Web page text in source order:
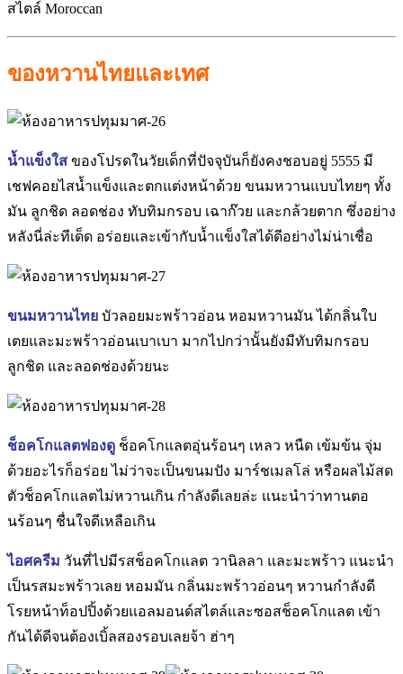
สไตล์ Moroccan
ของหวานไทยและเทศ
น้ำแข็งใส ของโปรดในวัยเด็กที่ปัจจุบันก็ยังคงชอบอยู่ 5555 มี
เชฟคอยไสน้ำแข็งและตกแต่งหน้าด้วย ขนมหวานแบบไทยๆ ทั้ง
มัน ลูกชิด ลอดช่อง ทับทิมกรอบ เฉาก๊วย และกล้วยตาก ซึ่งอย่าง
หลังนี่ล่ะทีเด็ด อร่อยและเข้ากับน้ำแข็งใสได้ดีอย่างไม่น่าเชื่อ
ขนมหวานไทย บัวลอยมะพร้าวอ่อน หอมหวานมัน ได้กลิ่นใบ
เตยและมะพร้าวอ่อนเบาเบา มากไปกว่านั้นยังมีทับทิมกรอบ
ลูกชิด และลอดช่องด้วยนะ
ช็อคโกแลตฟองดู ช็อคโกแลตอุ่นร้อนๆ เหลว หนืด เข้มข้น จุ่ม
ด้วยอะไรก็อร่อย ไม่ว่าจะเป็นขนมปัง มาร์ชเมลโล่ หรือผลไม้สด
ตัวช็อคโกแลตไม่หวานเกิน กำลังดีเลยล่ะ แนะนำว่าทานตอ
นร้อนๆ ชื่นใจดีเหลือเกิน
ไอศครีม วันที่ไปมีรสช็อคโกแลต วานิลลา และมะพร้าว แนะนำ
เป็นรสมะพร้าวเลย หอมมัน กลิ่นมะพร้าวอ่อนๆ หวานกำลังดี
โรยหน้าท็อปปิ้งด้วยแอลมอนด์สไตล์และซอสช็อคโกแลต เข้า
กันได้ดีจนต้องเบิ้ลสองรอบเลยจ้า ฮ่าๆ